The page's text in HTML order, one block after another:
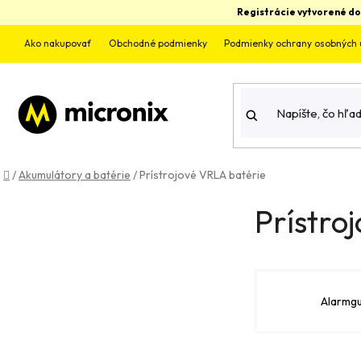
na
obsah
Registrácie vytvorené
Ako nakupovať Obchodné podmienky Podmienky ochrany osobných
Domov
/Akumulátory a batérie /Prístrojové VRLA batérie